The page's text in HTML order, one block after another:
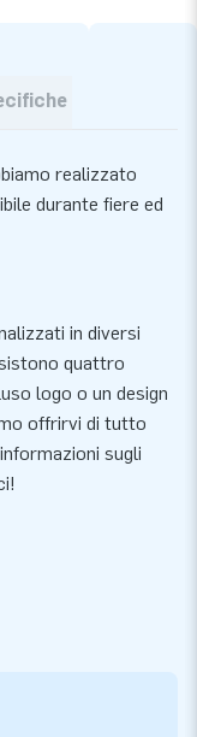
realizzato
durante fiere ed
in diversi
quattro
logo o un design
offrirvi di tutto
sugli